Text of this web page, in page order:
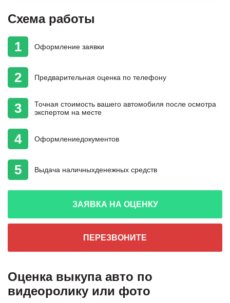
Схема работы
1 Оформление заявки
2 Предварительная оценка по телефону
3 Точная стоимость вашего автомобиля после осмотра
экспертом на месте
4 Оформлениедокументов
5 Выдача наличныхденежных средств
ЗАЯВКА НА ОЦЕНКУ
ПЕРЕЗВОНИТЕ
Оценка выкупа авто по
видеоролику или фото